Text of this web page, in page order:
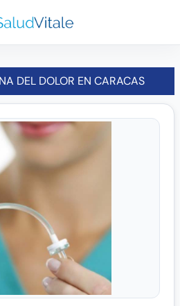
DEL DOLOR EN CARACAS